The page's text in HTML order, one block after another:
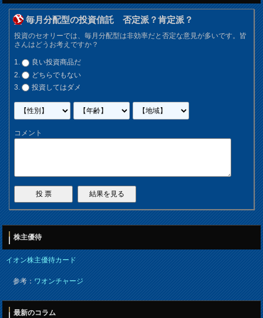
毎月分配型の投資信託 否定派？肯定派？
投資のセオリーでは、毎月分配型は非効率だと否定な意見が多いです。皆
さんはどうお考えですか？
良い投資商品だ
どちらでもない
投資してはダメ
コメント
株主優待
イオン株主優待カード
参考：ワオンチャージ
最新のコラム